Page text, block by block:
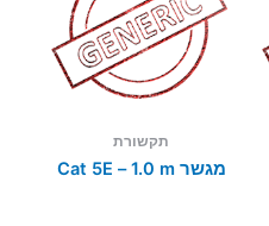
תקשורת
מגשר Cat 5E – 1.0 m